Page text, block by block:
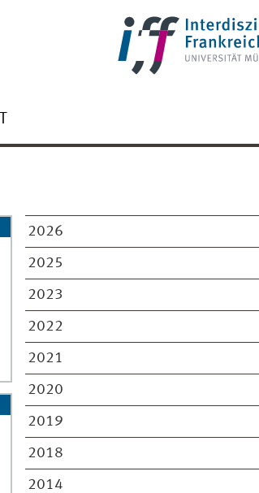
2026
2025
2023
2022
2021
2020
2019
2018
2014